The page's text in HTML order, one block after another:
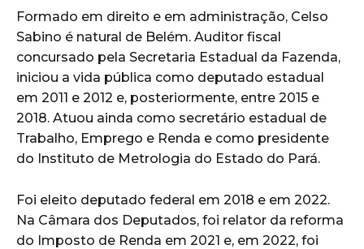
Formado em direito e em administração, Celso
Sabino é natural de Belém. Auditor fiscal
concursado pela Secretaria Estadual da Fazenda,
iniciou a vida pública como deputado estadual
em 2011 e 2012 e, posteriormente, entre 2015 e
2018. Atuou ainda como secretário estadual de
Trabalho, Emprego e Renda e como presidente
do Instituto de Metrologia do Estado do Pará.
Foi eleito deputado federal em 2018 e em 2022.
Na Câmara dos Deputados, foi relator da reforma
do Imposto de Renda em 2021 e, em 2022, foi